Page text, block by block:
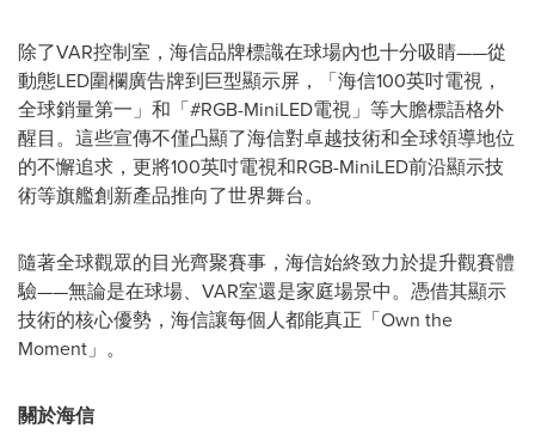
除了VAR控制室，海信品牌標識在球場內也十分吸睛——從
動態LED圍欄廣告牌到巨型顯示屏，「海信100英吋電視，
全球銷量第一」和「#RGB-MiniLED電視」等大膽標語格外
醒目。這些宣傳不僅凸顯了海信對卓越技術和全球領導地位
的不懈追求，更將100英吋電視和RGB-MiniLED前沿顯示技
術等旗艦創新產品推向了世界舞台。
隨著全球觀眾的目光齊聚賽事，海信始終致力於提升觀賽體
驗——無論是在球場、VAR室還是家庭場景中。憑借其顯示
技術的核心優勢，海信讓每個人都能真正「Own the
Moment」。
關於海信